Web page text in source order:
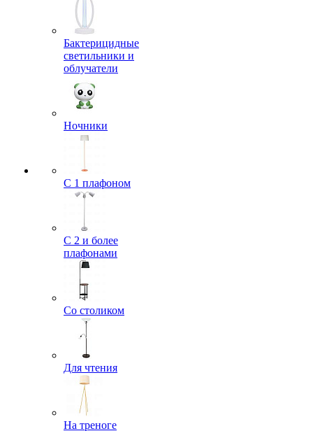
Бактерицидные
светильники и
облучатели
Ночники
С 1 плафоном
С 2 и более
плафонами
Со столиком
Для чтения
На треноге